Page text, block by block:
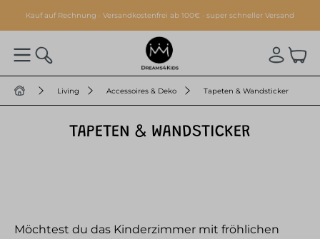
springen
Kauf auf Rechnung · Versandkostenfrei ab 100€ · super schneller Versand
Living Accessoires & Deko Tapeten & Wandsticker
TAPETEN & WANDSTICKER
Möchtest du das Kinderzimmer mit fröhlichen